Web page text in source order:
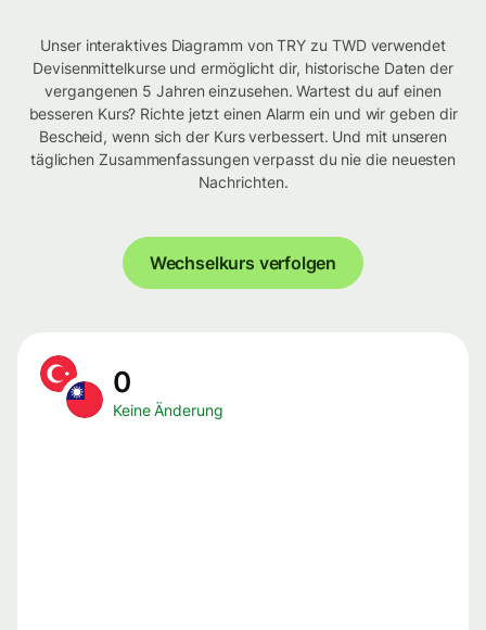
Unser interaktives Diagramm von TRY zu TWD verwendet
Devisenmittelkurse und ermöglicht dir, historische Daten der
vergangenen 5 Jahren einzusehen. Wartest du auf einen
besseren Kurs? Richte jetzt einen Alarm ein und wir geben dir
Bescheid, wenn sich der Kurs verbessert. Und mit unseren
täglichen Zusammenfassungen verpasst du nie die neuesten
Nachrichten.
Wechselkurs verfolgen
0
Keine Änderung